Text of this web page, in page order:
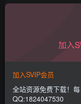
本站SVIP：专业一
本站SVIP：全站
抖音某博主漫画
抖音某博主漫画推文
加入
加入SVIP会员
全站资源免费下载！
QQ:1824047530